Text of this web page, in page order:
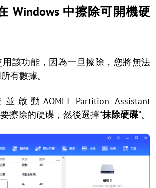
Windows 中擦除可開機硬
用該功能，因為一旦擦除，您將無法
有數據。
啟動AOMEI Partition Assistant
擦除的硬碟，然後選擇“抹除硬碟”。